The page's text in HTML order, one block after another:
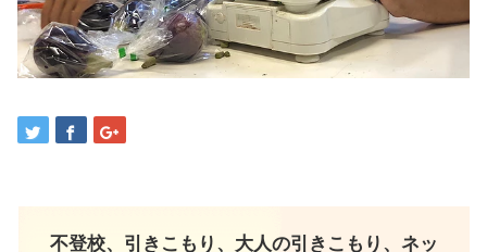
不登校、引きこもり、大人の引きこもり、ネッ